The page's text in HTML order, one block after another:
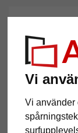
Vi
Vi använder
Träram